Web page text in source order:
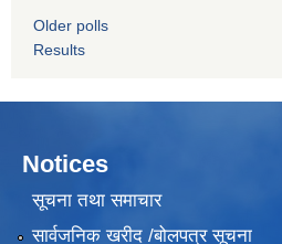
Older polls
Results
Notices
सूचना तथा समाचार
सार्वजनिक खरीद /बोलपत्र सूचना